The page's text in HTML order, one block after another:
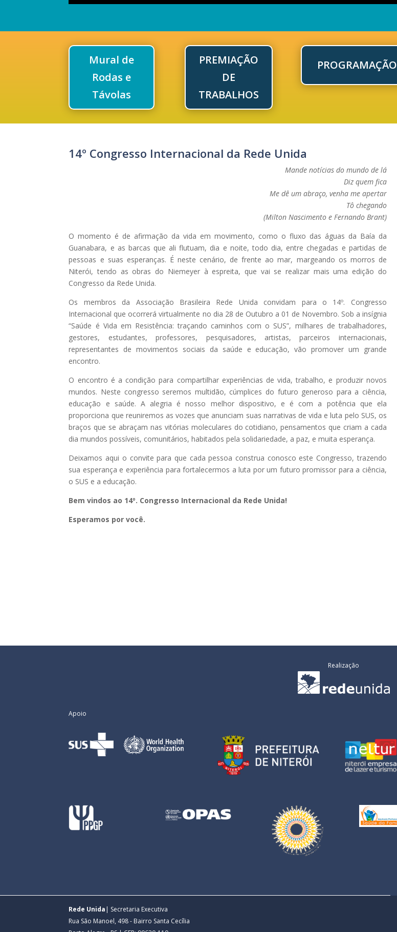
Mural de
Rodas e
Távolas
PREMIAÇÃO
DE
TRABALHOS
PROGRAMAÇÃO
14º Congresso Internacional da Rede Unida
Mande notícias do mundo de lá
Diz quem fica
Me dê um abraço, venha me apertar
Tô chegando
(Milton Nascimento e Fernando Brant)
O momento é de afirmação da vida em movimento, como o fluxo das águas da Baía da
Guanabara, e as barcas que ali flutuam, dia e noite, todo dia, entre chegadas e partidas de
pessoas e suas esperanças. É neste cenário, de frente ao mar, margeando os morros de
Niterói, tendo as obras do Niemeyer à espreita, que vai se realizar mais uma edição do
Congresso da Rede Unida.
Os membros da Associação Brasileira Rede Unida convidam para o 14º. Congresso
Internacional que ocorrerá virtualmente no dia 28 de Outubro a 01 de Novembro. Sob a insígnia
“Saúde é Vida em Resistência: traçando caminhos com o SUS”, milhares de trabalhadores,
gestores, estudantes, professores, pesquisadores, artistas, parceiros internacionais,
representantes de movimentos sociais da saúde e educação, vão promover um grande
encontro.
O encontro é a condição para compartilhar experiências de vida, trabalho, e produzir novos
mundos. Neste congresso seremos multidão, cúmplices do futuro generoso para a ciência,
educação e saúde. A alegria é nosso melhor dispositivo, e é com a potência que ela
proporciona que reuniremos as vozes que anunciam suas narrativas de vida e luta pelo SUS, os
braços que se abraçam nas vitórias moleculares do cotidiano, pensamentos que criam a cada
dia mundos possíveis, comunitários, habitados pela solidariedade, a paz, e muita esperança.
Deixamos aqui o convite para que cada pessoa construa conosco este Congresso, trazendo
sua esperança e experiência para fortalecermos a luta por um futuro promissor para a ciência,
o SUS e a educação.
Bem vindos ao 14º. Congresso Internacional da Rede Unida!
Esperamos por você.
Realização
Apoio
Rede Unida | Secretaria Executiva
Rua São Manoel, 498 - Bairro Santa Cecília